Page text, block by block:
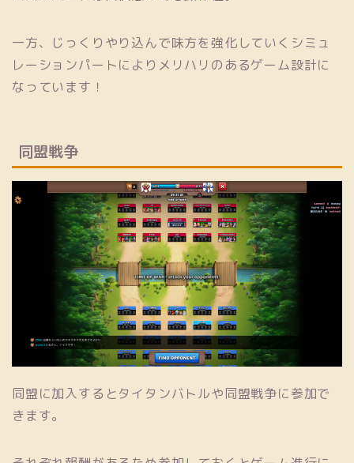
一方、じっくりやり込んで味方を強化していくシミュ
レーションパートによりメリハリのあるゲーム設計に
なっています！
同盟戦争
同盟に加入するとタイタンバトルや同盟戦争に参加で
きます。